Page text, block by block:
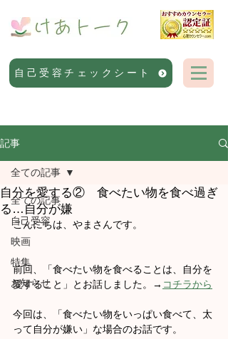
自己受容チェックシート
記事
全ての記事
自己受容
映画
特集
お知らせ
全ての記事
自分を愛する② 食べたい物を食べ過ぎ
る…自分が嫌
こんにちは、やまさんです。
前回、「食べたい物を食べることは、自分を
愛すること」とお話しました。→ コチラから
今回は、「食べたい物をいっぱい食べて、太
って自分が嫌い」な場合のお話です。